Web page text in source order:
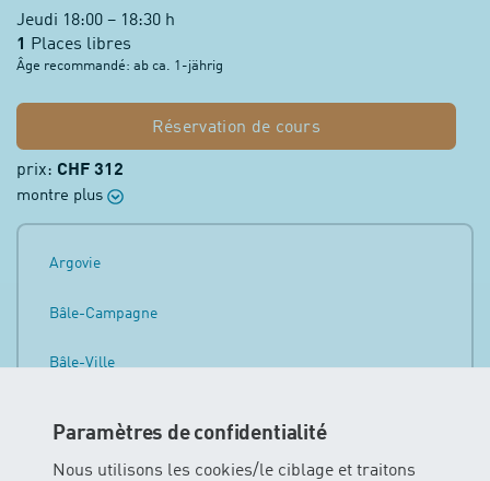
Paramètres de confidentialité
Nous utilisons les cookies/le ciblage et traitons
Jeudi 18:00 – 18:30 h
1
Places libres
Âge recommandé: ab ca. 1-jährig
Réservation de cours
prix: CHF 312
montre plus
Argovie
Bâle-Campagne
Bâle-Ville
Fribourg